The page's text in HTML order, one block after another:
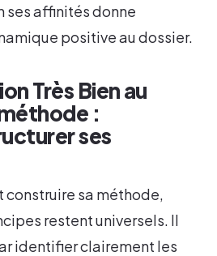
ses affinités donne
positive au dossier.
Très Bien au
:
ses
construire sa méthode,
restent universels. Il
identifier clairement les